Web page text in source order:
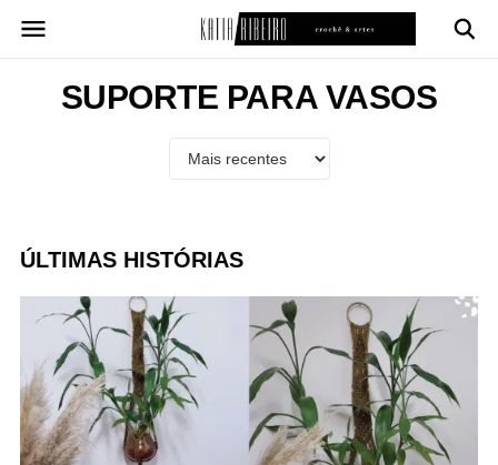
para
conteúdoSUPORTE PARA VASOS
ÚLTIMAS HISTÓRIAS